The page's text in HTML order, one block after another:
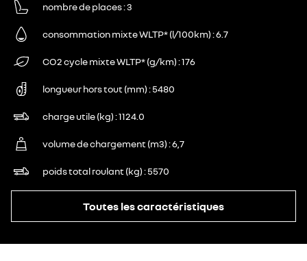
nombre de places 3
consommation mixte WLTP* (l/100km) 6.7
CO2 cycle mixte WLTP* (g/km) 176
longueur hors tout (mm) 5480
charge utile (kg) 1124.0
volume de chargement (m3) 6,7
poids total roulant (kg) 5570
Toutes les caractéristiques